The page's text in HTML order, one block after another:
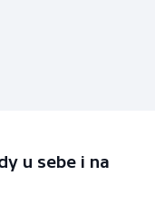
u sebe i na